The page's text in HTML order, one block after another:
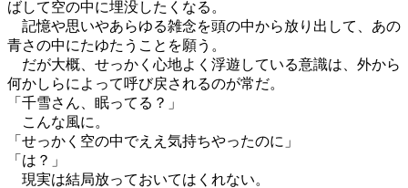
ばして空の中に埋没したくなる。
記憶や思いやあらゆる雑念を頭の中から放り出して、あの
青さの中にたゆたうことを願う。
だが大概、せっかく心地よく浮遊している意識は、外から
何かしらによって呼び戻されるのが常だ。
「千雪さん、眠ってる？」
こんな風に。
「せっかく空の中でええ気持ちやったのに」
「は？」
現実は結局放っておいてはくれない。